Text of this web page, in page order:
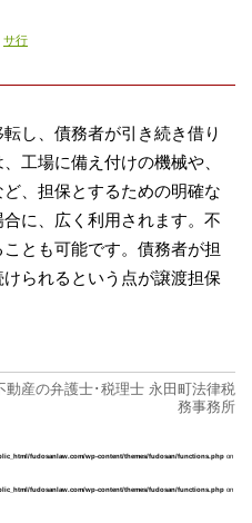
サ行
し、債務者が引き続き借り
工場に備え付けの機械や、
、担保とするための明確な
に、広く利用されます。不
とも可能です。債務者が担
られるという点が譲渡担保
産の弁護士･税理士 永田町法律税
務事務所
fudosanlaw.com/wp-content/themes/fudosan/functions.php on
fudosanlaw.com/wp-content/themes/fudosan/functions.php on